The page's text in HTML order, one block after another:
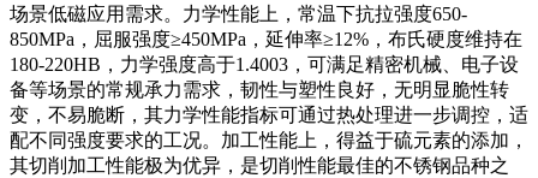
场景低磁应用需求。力学性能上，常温下抗拉强度650-
850MPa，屈服强度≥450MPa，延伸率≥12%，布氏硬度维持在
180-220HB，力学强度高于1.4003，可满足精密机械、电子设
备等场景的常规承力需求，韧性与塑性良好，无明显脆性转
变，不易脆断，其力学性能指标可通过热处理进一步调控，适
配不同强度要求的工况。加工性能上，得益于硫元素的添加，
其切削加工性能极为优异，是切削性能最佳的不锈钢品种之